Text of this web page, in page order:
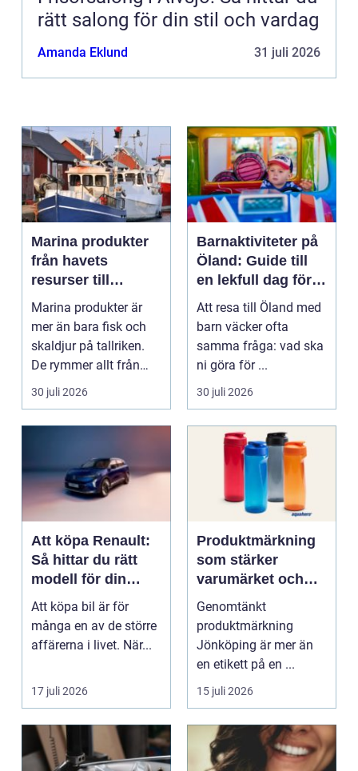
rätt salong för din stil och vardag
Amanda Eklund 31 juli 2026
Marina produkter
från havets
resurser till
hållbara
upplevelser
Marina produkter är
mer än bara fisk och
skaldjur på tallriken.
De rymmer allt från
mat och hälsa ti...
30 juli 2026
Barnaktiviteter på
Öland: Guide till
en lekfull dag för
hela familjen
Att resa till Öland med
barn väcker ofta
samma fråga: vad ska
ni göra för ...
30 juli 2026
Att köpa Renault:
Så hittar du rätt
modell för din
vardag
Att köpa bil är för
många en av de större
affärerna i livet. När...
17 juli 2026
Produktmärkning
som stärker
varumärket och
förenklar vardagen
Genomtänkt
produktmärkning
Jönköping är mer än
en etikett på en ...
15 juli 2026